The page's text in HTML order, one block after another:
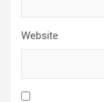
Website